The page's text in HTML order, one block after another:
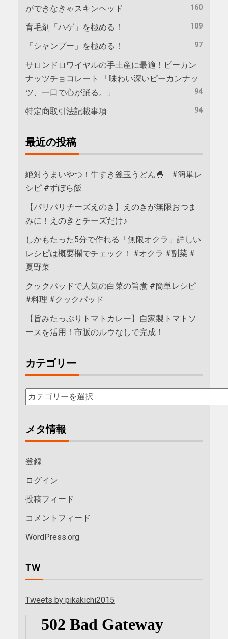
ができなきゃスキンヘッド
160
育毛剤「ハゲ」を極める！ 109
「シャンプー」を極める！ 97
サロンドロワイヤルの手土産に最適！ピーカン
ナッツチョコレート 「味わい深いピーカンナッ
ツ、一口で心が踊る。」
94
特定商取引法記載事項 94
最近の投稿
絶対うまいやつ！牛すき釜玉うどん🐣 #簡単レ
シピ #ずぼら飯
【パリパリチーズえのき】えのきが無限おつま
みに！えのきとチーズだけ♪
しかもたった5分で作れる「無限オクラ」詳しい
レシピは概要欄でチェック！ #オクラ #副菜 #
夏野菜
クックパッドで人気の白菜の旨煮 #簡単レシピ
#料理 #クックパッド
【旨みたっぷりトマトカレー】自家製トマトソ
ースを活用！市販のルウなしで完成！
カテゴリー
メタ情報
登録
ログイン
投稿フィード
コメントフィード
WordPress.org
TW
Tweets by pikakichi2015